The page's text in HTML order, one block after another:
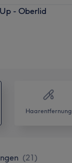
- Oberlid
Haarentfernung
(21)